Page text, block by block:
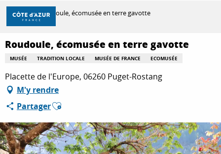
Aller
contenu
principal
DÉCOUVRIR
À FAIRE
SÉJOURNER
Accueil Roudoule, écomusée en terre gavotte
Roudoule, écomusée en terre gavotte
MUSÉE TRADITION LOCALE MUSÉE DE FRANCE ECOMUSÉE
Placette de l'Europe, 06260 Puget-Rostang
M'y rendre
PartagerAjouter aux favoris